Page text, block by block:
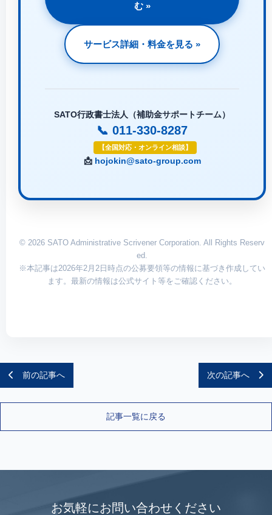
む »
サービス詳細・料金を見る »
SATO行政書士法人（補助金サポートチーム）
📞 011-330-8287
【全国対応・オンライン相談】
📩 hojokin@sato-group.com
© 2026 SATO Administrative Scrivener Corporation. All Rights Reserv
ed.
※本記事は2026年2月2日時点の公募要領等の情報に基づき作成してい
ます。最新の情報は公式サイト等をご確認ください。
前の記事へ 次の記事へ
記事一覧に戻る
お気軽にお問い合わせください